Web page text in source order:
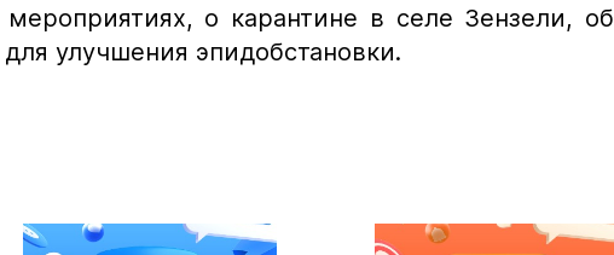
мероприятиях, о карантине в селе Зензели, об
улучшения эпидобстановки.